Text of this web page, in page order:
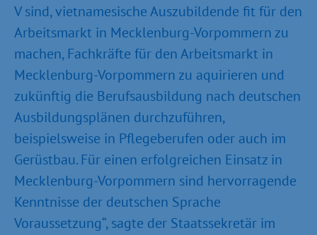
V sind, vietnamesische Auszubildende fit für den
Arbeitsmarkt in Mecklenburg-Vorpommern zu
machen, Fachkräfte für den Arbeitsmarkt in
Mecklenburg-Vorpommern zu aquirieren und
zukünftig die Berufsausbildung nach deutschen
Ausbildungsplänen durchzuführen,
beispielsweise in Pflegeberufen oder auch im
Gerüstbau. Für einen erfolgreichen Einsatz in
Mecklenburg-Vorpommern sind hervorragende
Kenntnisse der deutschen Sprache
Voraussetzung“, sagte der Staatssekretär im